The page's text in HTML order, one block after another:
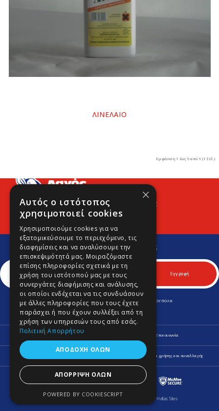
ΛΙΝΕΛΑΙΟ
Εμφάνιση 1 έως 9 από 9 (1 Σελ.)
Προφίλ Νέα Contact
Εγγραφείτε στο Νewsletter μας
Για να μαθαίνετε πρώτοι νέα και προσφορές μας.
Εγγραφή
ΛΕΩΦ. ΚΥΠΡΟΥ 170 & ΚΟΜΝΗΝΩΝ 70, Τ.Κ. 164 52 ΑΡΓΥΡΟΥΠΟΛΗ
Τηλ.
210 9645701 -210 9646980
Fax.210 9645702
info@lagospainting.gr
Προφίλ Νέα Επικοινωνία
Πληροφορίες Αποστολής και Επιστροφών Όροι χρήσης και συναλλαγής
Κατασκευή e-shop Hellas Sites
×
Αυτός ο ιστότοπος
χρησιμοποιεί cookies
Χρησιμοποιούμε cookies για να
εξατομικεύσουμε το περιεχόμενο, τις
διαφημίσεις και να αναλύσουμε την
επισκεψιμότητά μας. Μοιραζόμαστε
επίσης πληροφορίες σχετικά με τη
χρήση του ιστότοπού μας με τους
συνεργάτες διαφήμισης και ανάλυσης,
οι οποίοι ενδέχεται να τις συνδυάσουν
με άλλες πληροφορίες που τους έχετε
παράσχει ή που έχουν συλλέξει από τη
χρήση των υπηρεσιών τους από εσάς.
Πολιτική Απορρήτου
ΑΠΟΔΟΧΉ ΌΛΩΝ
ΑΠΌΡΡΙΨΗ ΌΛΩΝ
POWERED BY COOKIESCRIPT